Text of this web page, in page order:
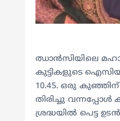
ഝാന്‍സിയിലെ
കുട്ടികളുടെ
10.45. ഒരു
തിരിച്ചു
ശ്രദ്ധയില്‍ പെട്ട